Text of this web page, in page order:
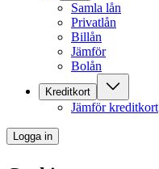
Samla lån
Privatlån
Billån
Jämför
Bolån
Kreditkort
Jämför kreditkort
Logga in